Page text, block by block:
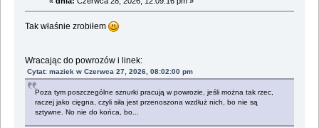
Tak właśnie zrobiłem
Wracając do powrozów i linek:
Cytat: maziek w Czerwca 27, 2026, 08:02:00 pm
Poza tym poszczególne sznurki pracują w powrozie, jeśli można tak rzec,
raczej jako cięgna, czyli siła jest przenoszona wzdłuż nich, bo nie są
sztywne. No nie do końca, bo...